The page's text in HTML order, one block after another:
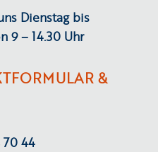
Dienstag bis
9 – 14.30 Uhr
&
70 44